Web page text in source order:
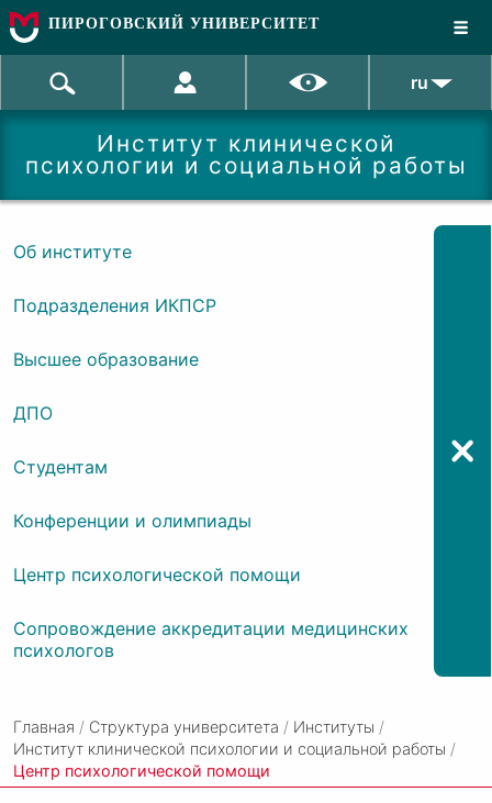
ПИРОГОВСКИЙ УНИВЕРСИТЕТ
ru
Институт клинической
психологии и социальной работы
Об институте
Подразделения ИКПСР
Высшее образование
ДПО
Студентам
Конференции и олимпиады
Центр психологической помощи
Сопровождение аккредитации медицинских
психологов
Главная / Структура университета / Институты /
Институт клинической психологии и социальной работы /
Центр психологической помощи